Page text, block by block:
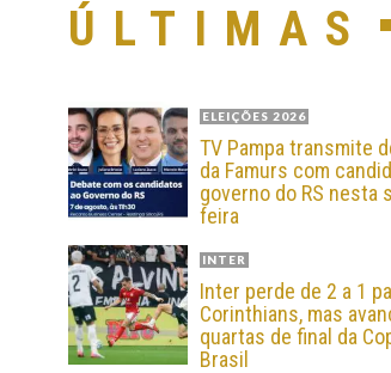
ÚLTIMAS
ELEIÇÕES 2026
TV Pampa transmite
da Famurs com
governo do RS nesta
feira
INTER
Inter perde de 2 a 1
Corinthians, mas
quartas de final da
Brasil